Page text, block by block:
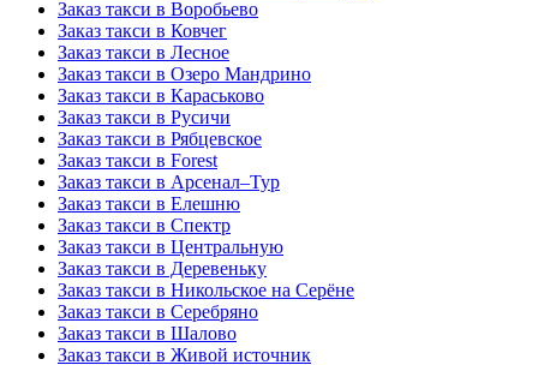
Заказ такси в Воробьево
Заказ такси в Ковчег
Заказ такси в Лесное
Заказ такси в Озеро Мандрино
Заказ такси в Караськово
Заказ такси в Русичи
Заказ такси в Рябцевское
Заказ такси в Forest
Заказ такси в Арсенал–Тур
Заказ такси в Елешню
Заказ такси в Спектр
Заказ такси в Центральную
Заказ такси в Деревеньку
Заказ такси в Никольское на Серёне
Заказ такси в Серебряно
Заказ такси в Шалово
Заказ такси в Живой источник